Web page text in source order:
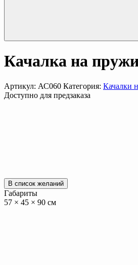
Качалка на
Артикул: АС060 Категория: Качалки
Доступно для предзаказа
В список желаний
Габариты
57 × 45 × 90 см